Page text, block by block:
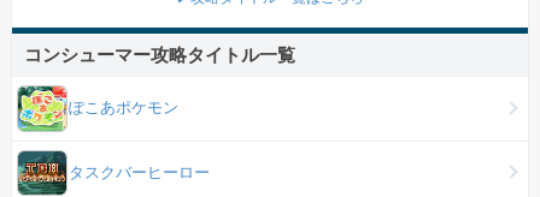
コンシューマー攻略タイトル一覧
ぽこあポケモン
タスクバーヒーロー